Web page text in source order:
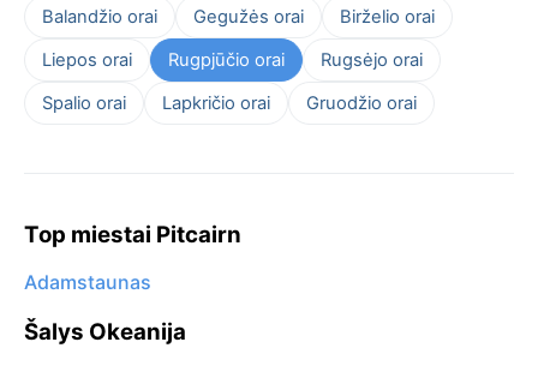
Balandžio orai Gegužės orai
Birželio orai
Liepos orai
Rugpjūčio orai
Rugsėjo orai
Spalio orai
Lapkričio orai Gruodžio orai
Top miestai Pitcairn
Adamstaunas
Šalys Okeanija